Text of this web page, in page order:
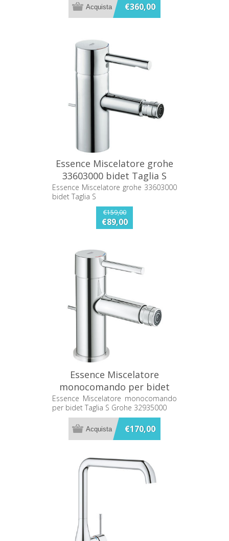
€360,00
Essence Miscelatore grohe
33603000 bidet Taglia S
Essence Miscelatore grohe 33603000
bidet Taglia S
€159,00
€89,00
Essence Miscelatore
monocomando per bidet
Taglia S Grohe 32935000
Essence Miscelatore monocomando
per bidet Taglia S Grohe 32935000
€170,00